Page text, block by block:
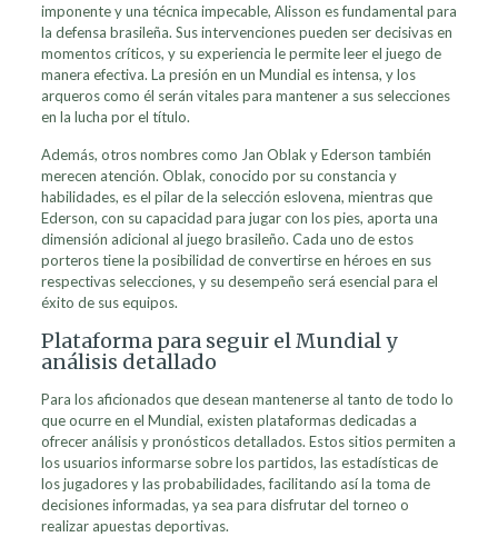
imponente y una técnica impecable, Alisson es fundamental para
la defensa brasileña. Sus intervenciones pueden ser decisivas en
momentos críticos, y su experiencia le permite leer el juego de
manera efectiva. La presión en un Mundial es intensa, y los
arqueros como él serán vitales para mantener a sus selecciones
en la lucha por el título.
Además, otros nombres como Jan Oblak y Ederson también
merecen atención. Oblak, conocido por su constancia y
habilidades, es el pilar de la selección eslovena, mientras que
Ederson, con su capacidad para jugar con los pies, aporta una
dimensión adicional al juego brasileño. Cada uno de estos
porteros tiene la posibilidad de convertirse en héroes en sus
respectivas selecciones, y su desempeño será esencial para el
éxito de sus equipos.
Plataforma para seguir el Mundial y
análisis detallado
Para los aficionados que desean mantenerse al tanto de todo lo
que ocurre en el Mundial, existen plataformas dedicadas a
ofrecer análisis y pronósticos detallados. Estos sitios permiten a
los usuarios informarse sobre los partidos, las estadísticas de
los jugadores y las probabilidades, facilitando así la toma de
decisiones informadas, ya sea para disfrutar del torneo o
realizar apuestas deportivas.